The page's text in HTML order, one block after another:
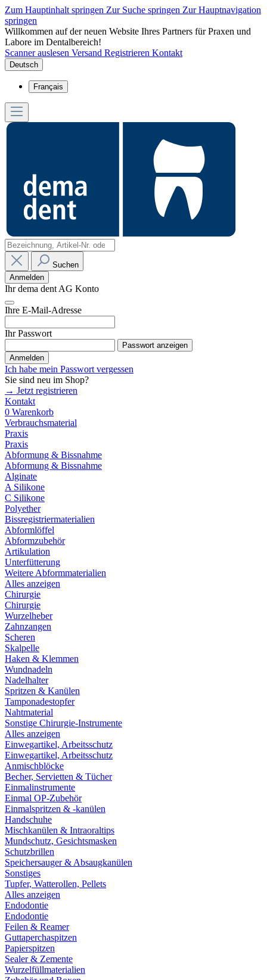
Zum Hauptinhalt springen Zur Suche springen Zur Hauptnavigation
springen
Willkommen auf der neuen Website Ihres Partners für Praxen und
Labore im Dentalbereich!
Scanner auslesen Versand Registrieren Kontakt
Deutsch
Français
Suchen
Anmelden
Ihr dema dent AG Konto
Ihre E-Mail-Adresse
Ihr Passwort
Passwort anzeigen
Anmelden
Ich habe mein Passwort vergessen
Sie sind neu im Shop?
→ Jetzt registrieren
Kontakt
0 Warenkorb
Verbrauchsmaterial
Praxis
Praxis
Abformung & Bissnahme
Abformung & Bissnahme
Alginate
A Silikone
C Silikone
Polyether
Bissregistriermaterialien
Abformlöffel
Abformzubehör
Artikulation
Unterfütterung
Weitere Abformmaterialien
Alles anzeigen
Chirurgie
Chirurgie
Wurzelheber
Zahnzangen
Scheren
Skalpelle
Haken & Klemmen
Wundnadeln
Nadelhalter
Spritzen & Kanülen
Tamponadestopfer
Nahtmaterial
Sonstige Chirurgie-Instrumente
Alles anzeigen
Einwegartikel, Arbeitsschutz
Einwegartikel, Arbeitsschutz
Anmischblöcke
Becher, Servietten & Tücher
Einmalinstrumente
Einmal OP-Zubehör
Einmalspritzen & -kanülen
Handschuhe
Mischkanülen & Intraoraltips
Mundschutz, Gesichtsmasken
Schutzbrillen
Speichersauger & Absaugkanülen
Sonstiges
Tupfer, Watterollen, Pellets
Alles anzeigen
Endodontie
Endodontie
Feilen & Reamer
Guttaperchaspitzen
Papierspitzen
Sealer & Zemente
Wurzelfüllmaterialien